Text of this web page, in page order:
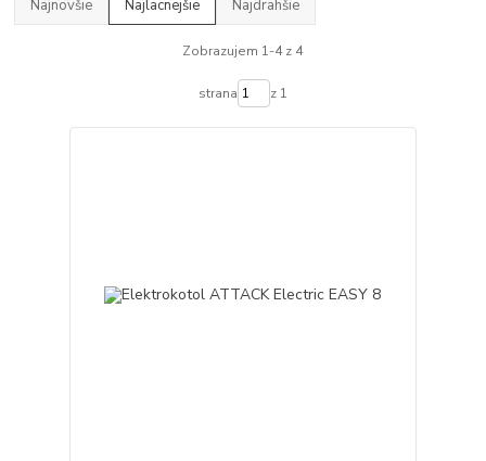
Najnovšie Najlacnejšie Najdrahšie
Zobrazujem 1-4 z 4
strana z 1